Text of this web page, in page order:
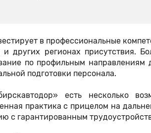
в профессиональные
других регионах присутствия.
по профильным направлениям
подготовки персонала.
есть несколько
практика с прицелом на
с гарантированным